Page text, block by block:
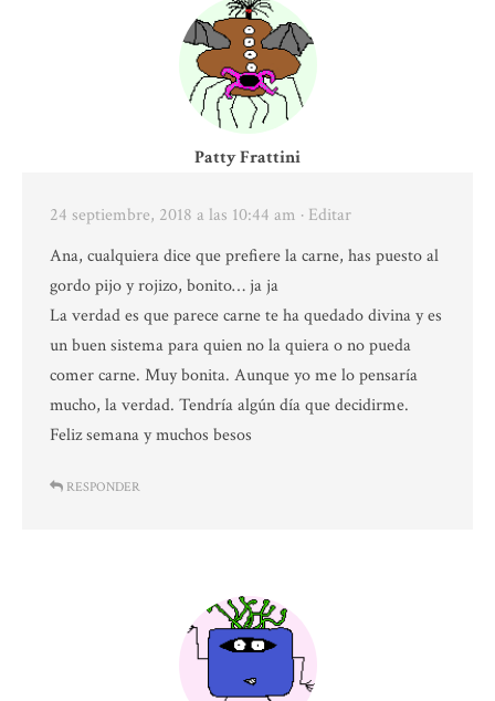
Patty Frattini
24 septiembre, 2018 a las 10:44 am · Editar
Ana, cualquiera dice que prefiere la carne, has puesto al
gordo pijo y rojizo, bonito… ja ja
La verdad es que parece carne te ha quedado divina y es
un buen sistema para quien no la quiera o no pueda
comer carne. Muy bonita. Aunque yo me lo pensaría
mucho, la verdad. Tendría algún día que decidirme.
Feliz semana y muchos besos
RESPONDER